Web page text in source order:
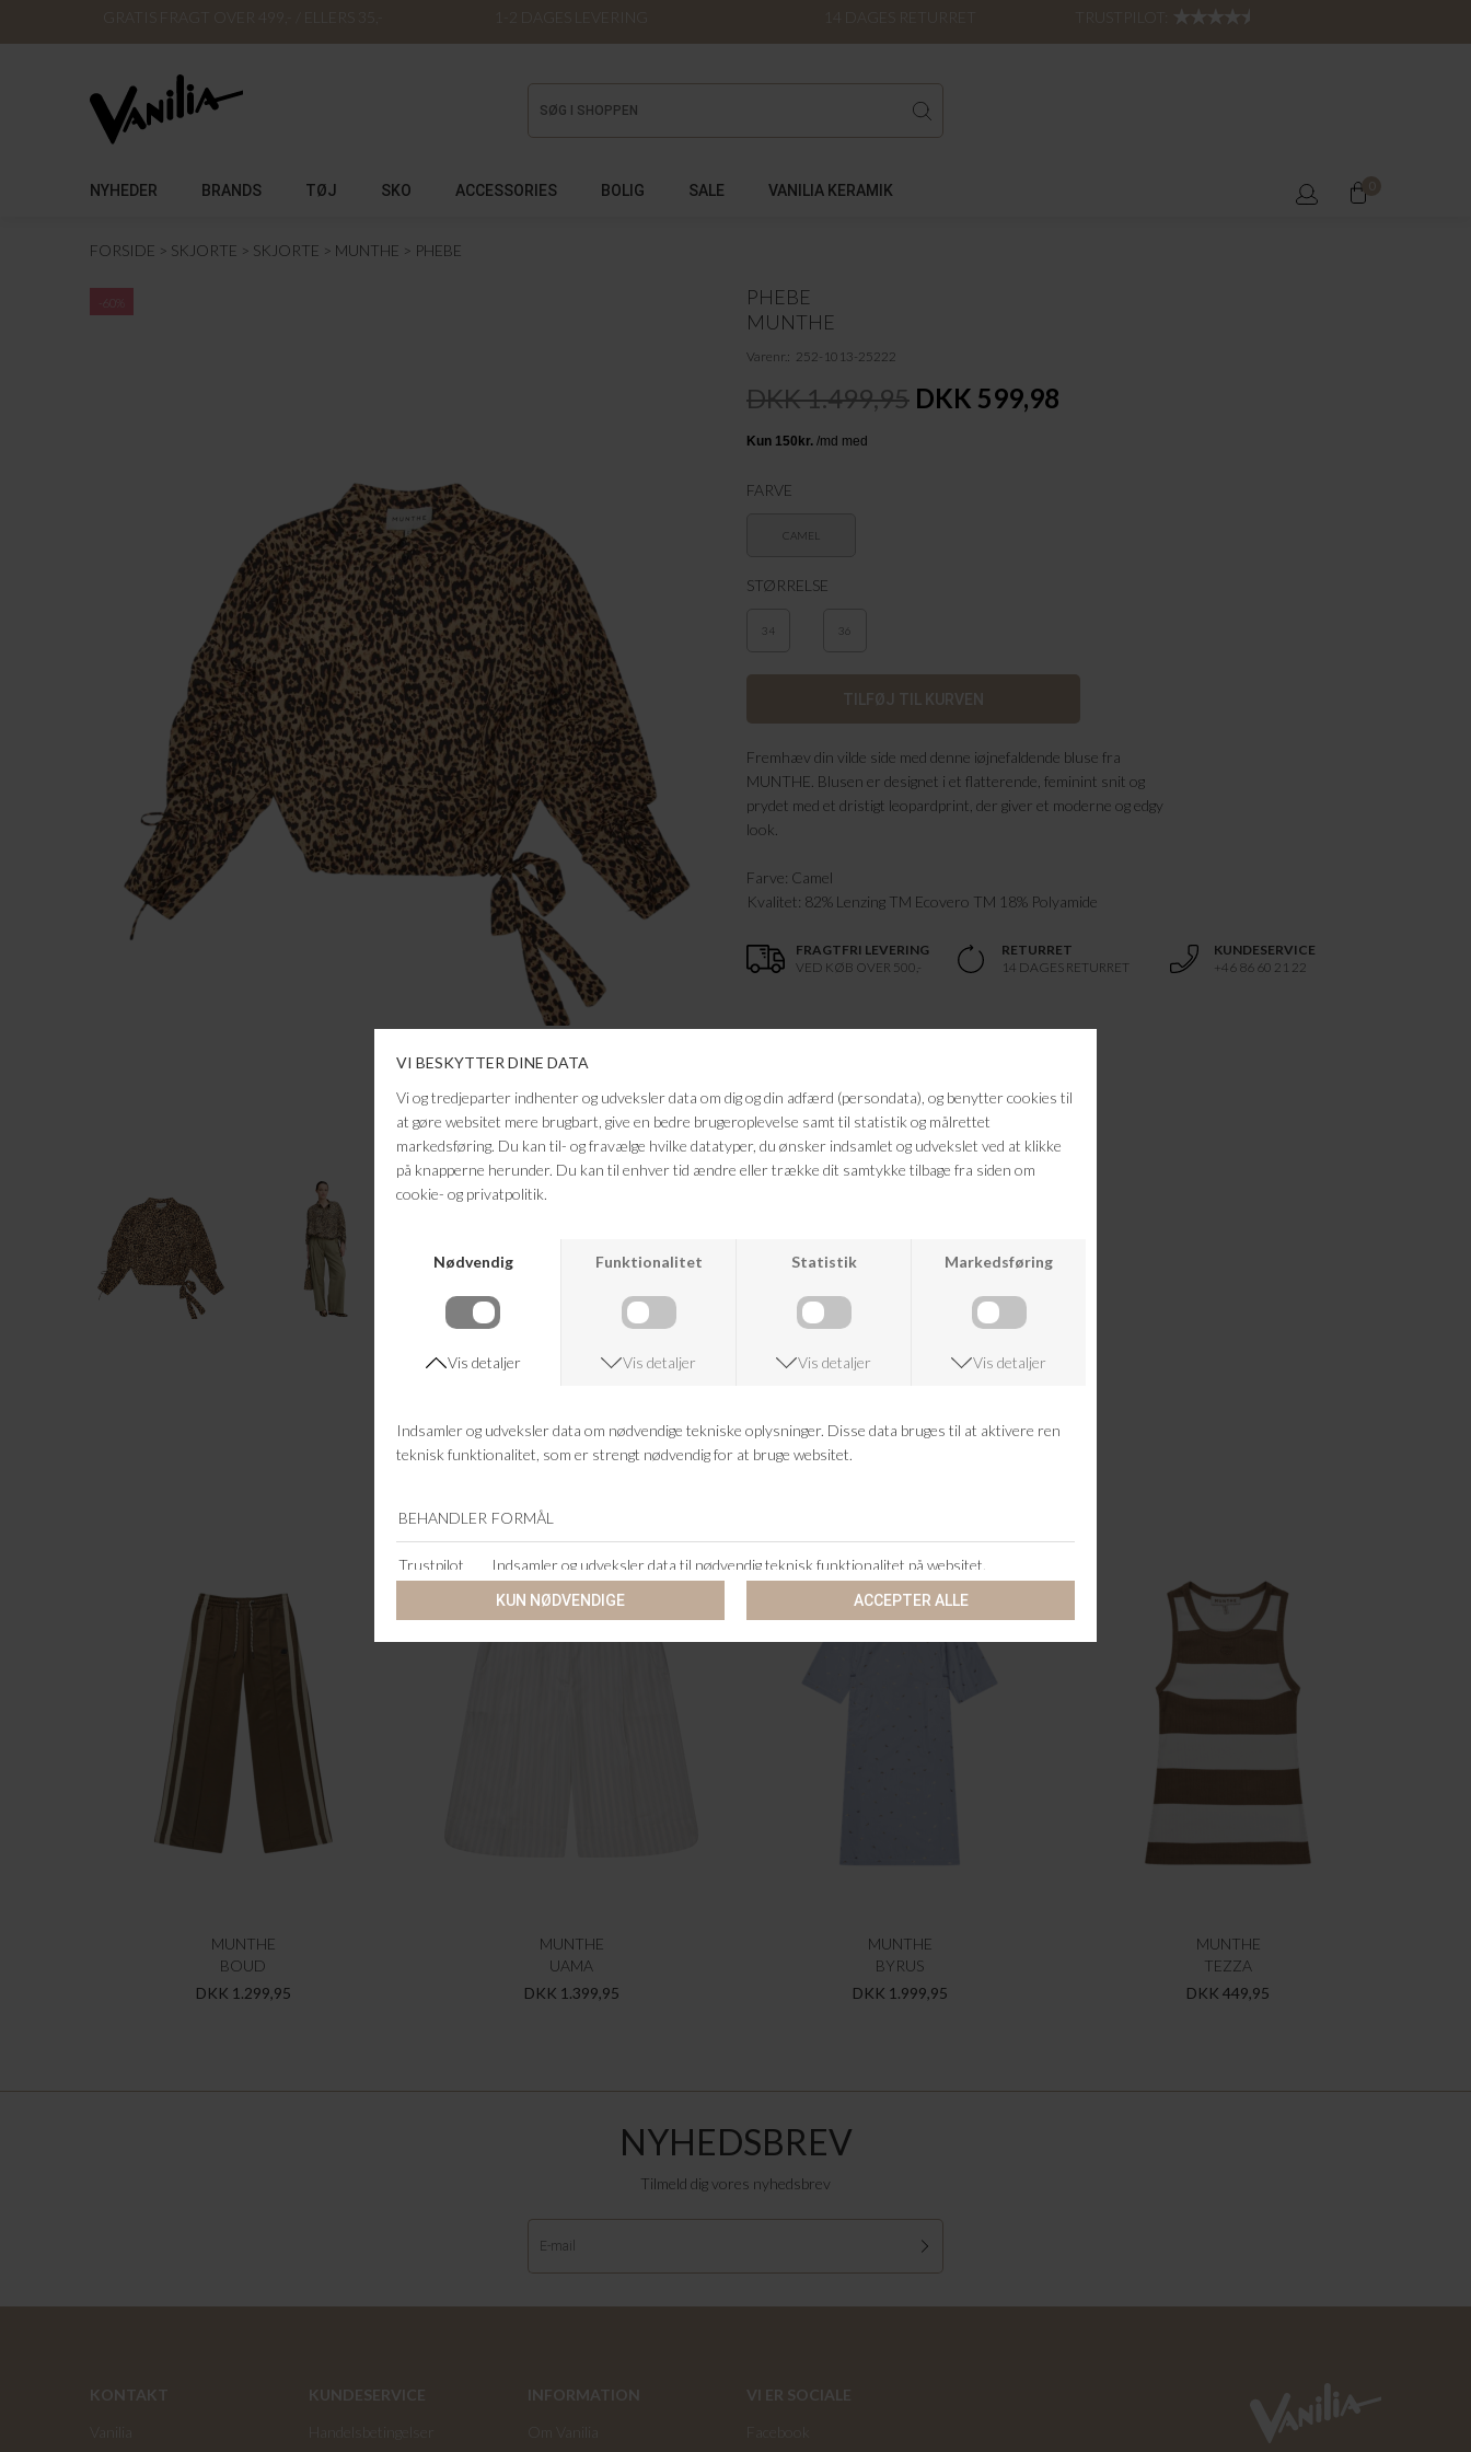
GRATIS FRAGT OVER 499,- / ELLERS 35,- 1-2 DAGES LEVERING 14 DAGES RETURRET
NYHEDER BRANDS TØJ SKO ACCESSORIES BOLIG SALE VANILIA KERAMIK 0
FORSIDE SKJORTE SKJORTE MUNTHE PHEBE
-60%
PHEBE
MUNTHE
Varenr. 252-1013-25222
DKK 1.499,95 DKK 599,98
FARVE
CAMEL
STØRRELSE
34 36
Fremhæv din vilde side med denne iøjnefaldende bluse fra
MUNTHE. Blusen er designet i et flatterende, feminint snit og
prydet med et dristigt leopardprint, der giver et moderne og edgy
look.
Farve: Camel
Kvalitet: 82% Lenzing TM Ecovero TM 18% Polyamide
FRAGTFRI LEVERING
VED KØB OVER 500,-
RETURRET
14 DAGES RETURRET
KUNDESERVICE
+46 86 60 21 22
ANDRE KØBTE OGSÅ
MUNTHE
BOUD
DKK 1.299,95
MUNTHE
UAMA
DKK 1.399,95
MUNTHE
BYRUS
DKK 1.999,95
MUNTHE
TEZZA
DKK 449,95
NYHEDSBREV
Tilmeld dig vores nyhedsbrev
KONTAKT
KUNDESERVICE
INFORMATION
VI ER SOCIALE